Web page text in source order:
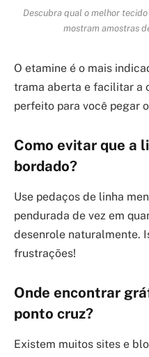
Descubra qual o melhor
mostram amostras
O etamine é o mais
trama aberta e facilitar a
perfeito para você pegar
Como evitar que a
bordado?
Use pedaços de linha
pendurada de vez em
desenrole naturalmente.
frustrações!
Onde encontrar
ponto cruz?
Existem muitos sites e